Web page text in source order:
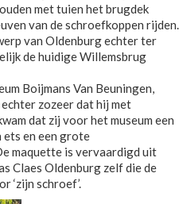
met tuien het brugdek
van de schroefkoppen rijden.
van Oldenburg echter ter
de huidige Willemsbrug
Boijmans Van Beuningen,
zozeer dat hij met
dat zij voor het museum een
ets en een grote
maquette is vervaardigd uit
Claes Oldenburg zelf die de
‘zijn schroef’.